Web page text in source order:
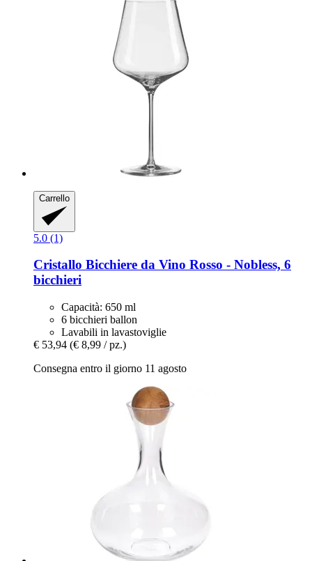
Carrello
5.0 (1)
Cristallo Bicchiere da Vino Rosso -​ Nobless, 6
bicchieri
Capacità: 650 ml
6 bicchieri ballon
Lavabili in lavastoviglie
€ 53,94 (€ 8,99 / pz.)
Consegna entro il giorno 11 agosto